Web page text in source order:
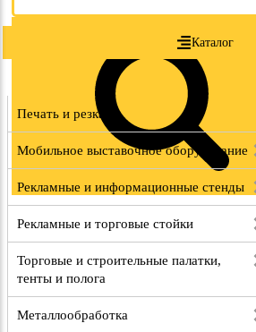
Каталог
Печать и резка
Мобильное выставочное оборудование
Рекламные и информационные стенды
Рекламные и торговые стойки
Торговые и строительные палатки,
тенты и полога
Металлообработка